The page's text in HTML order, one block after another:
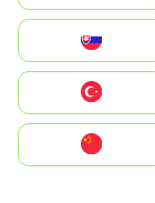
United States
中國香港特別行政區